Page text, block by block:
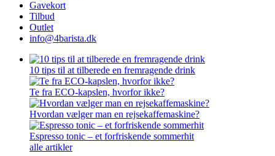
Gavekort
Tilbud
Outlet
info@4barista.dk
10 tips til at tilberede en fremragende drink
Te fra ECO-kapslen, hvorfor ikke?
Hvordan vælger man en rejsekaffemaskine?
Espresso tonic – et forfriskende sommerhit
alle artikler